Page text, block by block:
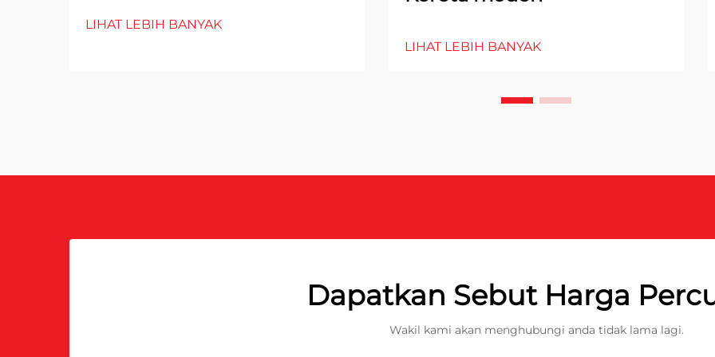
LIHAT LEBIH BANYAK
LIHAT LEBIH BANYAK
Dapatkan Sebut Harga
Wakil kami akan menghubungi anda tidak lama lagi.